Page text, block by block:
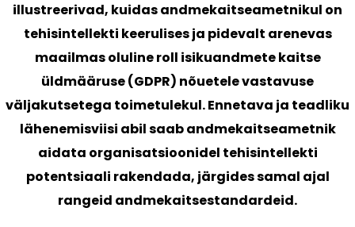
illustreerivad, kuidas andmekaitseametnikul on
tehisintellekti keerulises ja pidevalt arenevas
maailmas oluline roll isikuandmete kaitse
üldmääruse (GDPR) nõuetele vastavuse
väljakutsetega toimetulekul. Ennetava ja teadliku
lähenemisviisi abil saab andmekaitseametnik
aidata organisatsioonidel tehisintellekti
potentsiaali rakendada, järgides samal ajal
rangeid andmekaitsestandardeid.